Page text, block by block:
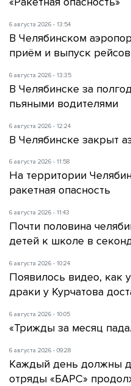
6 августа 2026 - 13:54
В Челябинском
приём и выпуск рейсов
6 августа 2026 - 13:35
В Челябинске за
пьяными водителями
6 августа 2026 - 12:24
В Челябинске закрыт
6 августа 2026 - 11:58
На территории
ракетная опасность
6 августа 2026 - 11:43
Почти половина
детей к школе в
6 августа 2026 - 10:24
Появилось видео, как
драки у Курчатова
6 августа 2026 - 10:05
«Трижды за месяц
6 августа 2026 - 09:28
Каждый день должны
отряды «БАРС»